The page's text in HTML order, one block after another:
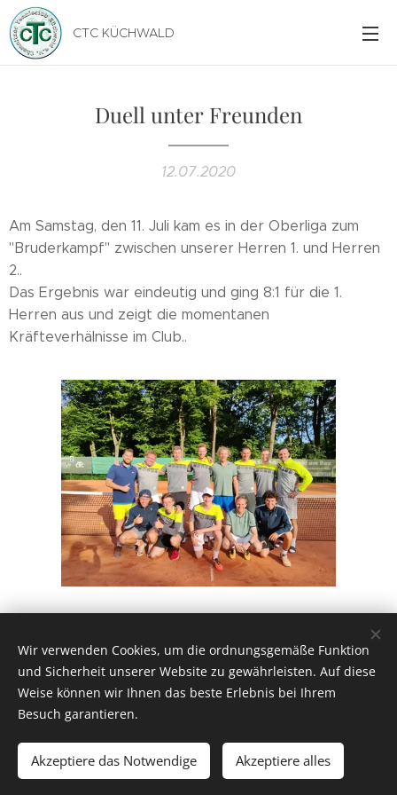
CTC KÜCHWALD
Duell unter Freunden
12.07.2020
Am Samstag, den 11. Juli kam es in der Oberliga zum
"Bruderkampf" zwischen unserer Herren 1. und Herren
2..
Das Ergebnis war eindeutig und ging 8:1 für die 1.
Herren aus und zeigt die momentanen
Kräfteverhälnisse im Club..
© 2019CHEMNITZER TENNIS CLUB KÜCHWALD e. V.
Unterstützt vonWebnode Cookies
Wir verwenden Cookies, um die ordnungsgemäße Funktion
und Sicherheit unserer Website zu gewährleisten. Auf diese
Weise können wir Ihnen das beste Erlebnis bei Ihrem
Besuch garantieren.
Akzeptiere das Notwendige Akzeptiere alles